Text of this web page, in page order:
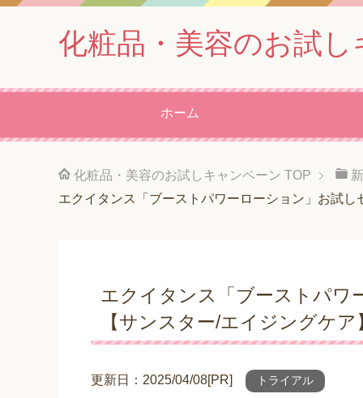
化粧品・美容のお試
ホーム
化粧品・美容のお試しキャンペーン TOP
エクイタンス「ブーストパワーローション」お試
エクイタンス「ブーストパワ
【サンスター/エイジングケア
更新日：2025/04/08[PR] トライアル